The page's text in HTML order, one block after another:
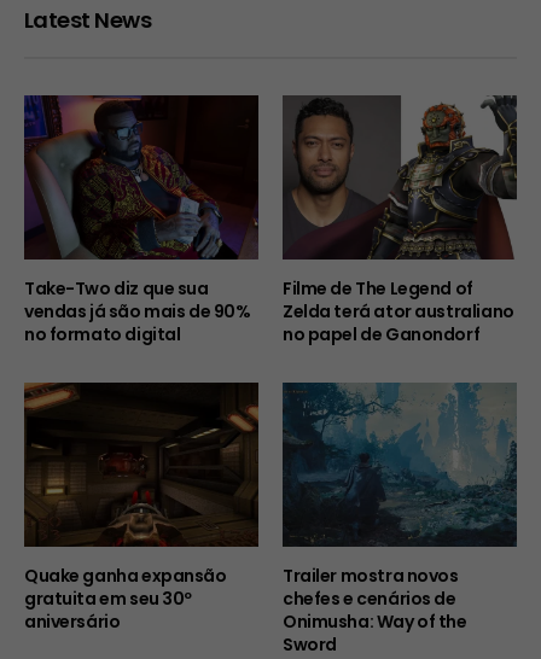
Latest News
Take-Two diz que sua
vendas já são mais de 90%
no formato digital
Filme de The Legend of
Zelda terá ator australiano
no papel de Ganondorf
Quake ganha expansão
gratuita em seu 30º
aniversário
Trailer mostra novos
chefes e cenários de
Onimusha: Way of the
Sword